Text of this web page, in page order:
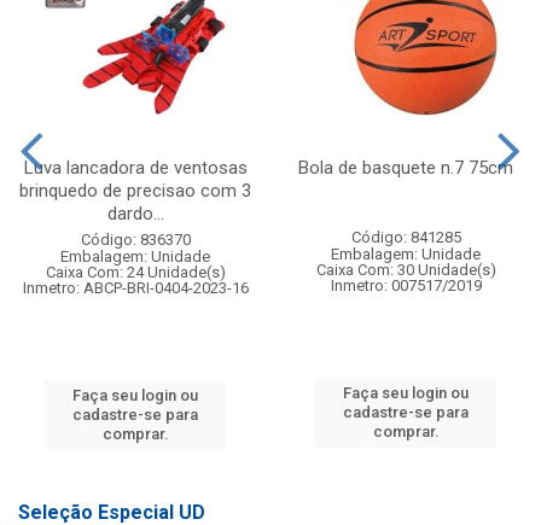
Luva lancadora de ventosas
brinquedo de precisao com 3
dardo...
Código: 836370
Embalagem: Unidade
Caixa Com: 24 Unidade(s)
Inmetro: ABCP-BRI-0404-2023-16
Faça seu login ou
cadastre-se para
comprar.
Bola de basquete n.7 75cm
Código: 841285
Embalagem: Unidade
Caixa Com: 30 Unidade(s)
Inmetro: 007517/2019
Faça seu login ou
cadastre-se para
comprar.
Seleção Especial UD